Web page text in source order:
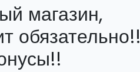
магазин,
обязательно!!